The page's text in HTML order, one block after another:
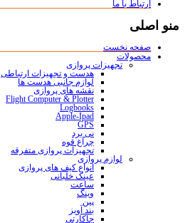
ارتباط با ما
منو اصلی
صفحه نخست
محصولات
تجهیزات پروازی
هدست و تجهیزات ارتباطی
لوازم جانبی هدست ها
نقشه های پروازی
Flight Computer & Plotter
Logbooks
Apple-Ipad
GPS
نی برد
چراغ قوه
تجهیزات پروازی متفرقه
لوازم پروازی
انواع کیف های پروازی
عینک خلبانی
ساعت
وینگ
پین
بند آویز
جاکارتی